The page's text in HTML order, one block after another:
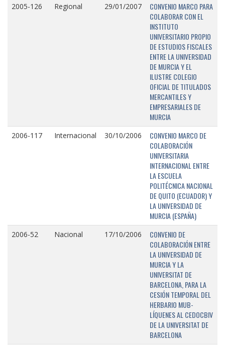
2005-126 Regional 29/01/2007
CONVENIO MARCO PARA
COLABORAR CON EL
INSTITUTO
UNIVERSITARIO PROPIO
DE ESTUDIOS FISCALES
ENTRE LA UNIVERSIDAD
DE MURCIA Y EL
ILUSTRE COLEGIO
OFICIAL DE TITULADOS
MERCANTILES Y
EMPRESARIALES DE
MURCIA
2006-117 Internacional 30/10/2006
CONVENIO MARCO DE
COLABORACIÓN
UNIVERSITARIA
INTERNACIONAL ENTRE
LA ESCUELA
POLITÉCNICA NACIONAL
DE QUITO (ECUADOR) Y
LA UNIVERSIDAD DE
MURCIA (ESPAÑA)
2006-52 Nacional 17/10/2006
CONVENIO DE
COLABORACIÓN ENTRE
LA UNIVERSIDAD DE
MURCIA Y LA
UNIVERSITAT DE
BARCELONA, PARA LA
CESIÓN TEMPORAL DEL
HERBARIO MUB-
LÍQUENES AL CEDOCBIV
DE LA UNIVERSITAT DE
BARCELONA